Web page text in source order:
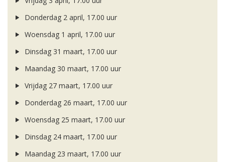
Donderdag 2 april, 17.00 uur
Woensdag 1 april, 17.00 uur
Dinsdag 31 maart, 17.00 uur
Maandag 30 maart, 17.00 uur
Vrijdag 27 maart, 17.00 uur
Donderdag 26 maart, 17.00 uur
Woensdag 25 maart, 17.00 uur
Dinsdag 24 maart, 17.00 uur
Maandag 23 maart, 17.00 uur